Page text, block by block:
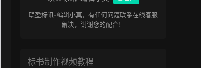
联盈标讯-编辑小莫，有任何问题联系在线客服
解决，谢谢您的配合！
标书制作视频教程